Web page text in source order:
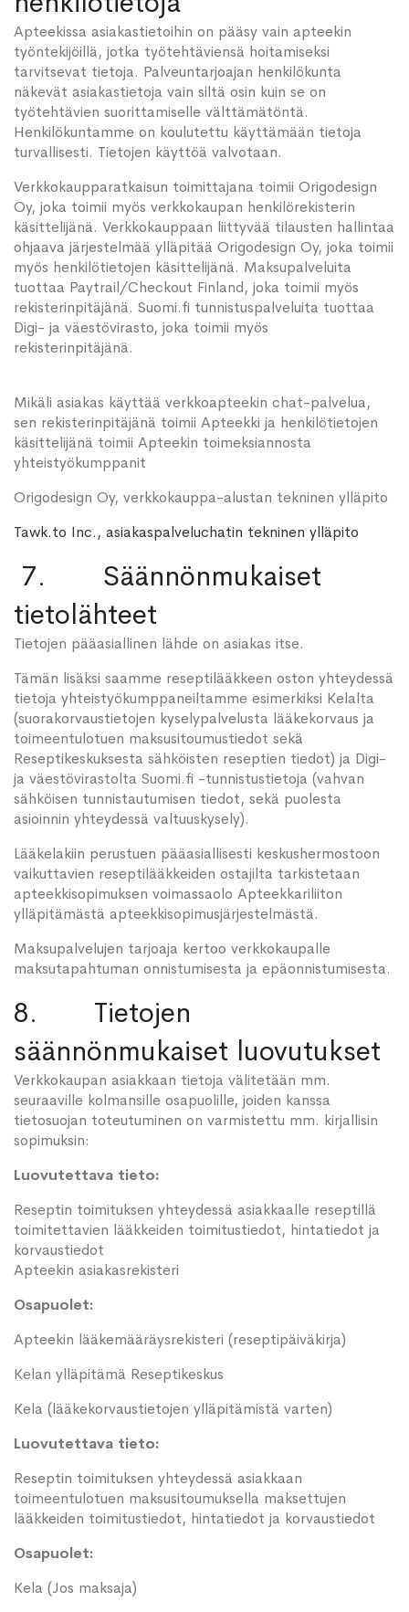
Apteekissa asiakastietoihin on pääsy vain apteekin
työntekijöillä, jotka työtehtäviensä hoitamiseksi
tarvitsevat tietoja. Palveuntarjoajan henkilökunta
näkevät asiakastietoja vain siltä osin kuin se on
työtehtävien suorittamiselle välttämätöntä.
Henkilökuntamme on koulutettu käyttämään tietoja
turvallisesti. Tietojen käyttöä valvotaan.
Verkkokaupparatkaisun toimittajana toimii Origodesign
Oy, joka toimii myös verkkokaupan henkilörekisterin
käsittelijänä. Verkkokauppaan liittyvää tilausten hallintaa
ohjaava järjestelmää ylläpitää Origodesign Oy, joka toimii
myös henkilötietojen käsittelijänä. Maksupalveluita
tuottaa Paytrail/Checkout Finland, joka toimii myös
rekisterinpitäjänä. Suomi.fi tunnistuspalveluita tuottaa
Digi- ja väestövirasto, joka toimii myös
rekisterinpitäjänä.
Mikäli asiakas käyttää verkkoapteekin chat-palvelua,
sen rekisterinpitäjänä toimii Apteekki ja henkilötietojen
käsittelijänä toimii Apteekin toimeksiannosta
yhteistyökumppanit
Origodesign Oy, verkkokauppa-alustan tekninen ylläpito
Tawk.to Inc., asiakaspalveluchatin tekninen ylläpito
7. Säännönmukaiset
tietolähteet
Tietojen pääasiallinen lähde on asiakas itse.
Tämän lisäksi saamme reseptilääkkeen oston yhteydessä
tietoja yhteistyökumppaneiltamme esimerkiksi Kelalta
(suorakorvaustietojen kyselypalvelusta lääkekorvaus ja
toimeentulotuen maksusitoumustiedot sekä
Reseptikeskuksesta sähköisten reseptien tiedot) ja Digi-
ja väestövirastolta Suomi.fi -tunnistustietoja (vahvan
sähköisen tunnistautumisen tiedot, sekä puolesta
asioinnin yhteydessä valtuuskysely).
Lääkelakiin perustuen pääasiallisesti keskushermostoon
vaikuttavien reseptilääkkeiden ostajilta tarkistetaan
apteekkisopimuksen voimassaolo Apteekkariliiton
ylläpitämästä apteekkisopimusjärjestelmästä.
Maksupalvelujen tarjoaja kertoo verkkokaupalle
maksutapahtuman onnistumisesta ja epäonnistumisesta.
8. Tietojen
säännönmukaiset luovutukset
Verkkokaupan asiakkaan tietoja välitetään mm.
seuraaville kolmansille osapuolille, joiden kanssa
tietosuojan toteutuminen on varmistettu mm. kirjallisin
sopimuksin:
Luovutettava tieto:
Reseptin toimituksen yhteydessä asiakkaalle reseptillä
toimitettavien lääkkeiden toimitustiedot, hintatiedot ja
korvaustiedot
Apteekin asiakasrekisteri
Osapuolet:
Apteekin lääkemääräysrekisteri (reseptipäiväkirja)
Kelan ylläpitämä Reseptikeskus
Kela (lääkekorvaustietojen ylläpitämistä varten)
Luovutettava tieto:
Reseptin toimituksen yhteydessä asiakkaan
toimeentulotuen maksusitoumuksella maksettujen
lääkkeiden toimitustiedot, hintatiedot ja korvaustiedot
Osapuolet:
Kela (Jos maksaja)